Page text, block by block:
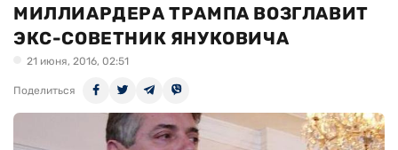
МИЛЛИАРДЕРА ТРАМПА ВОЗГЛАВИТ
ЭКС-СОВЕТНИК ЯНУКОВИЧА
21 июня, 2016, 02:51
Поделиться